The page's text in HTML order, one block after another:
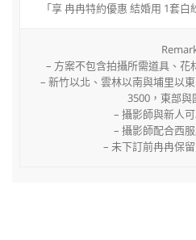
「享 冉冉特約優惠 結婚用 1套白
– 方案不包含拍攝所需道具、花
– 新⽵以北、雲林以南與埔⾥以
3500，東部與
– 攝影師與新人
– 攝影師配合西
– 未下訂前冉冉保